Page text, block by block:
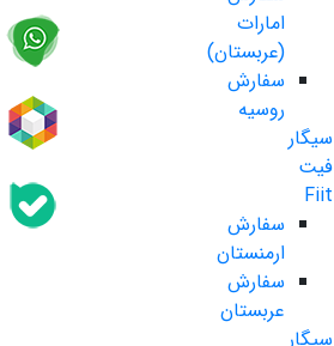
امارات
(عربستان)
سفارش
روسیه
سیگار
فیت
Fiit
سفارش
ارمنستان
سفارش
عربستان
سیگار